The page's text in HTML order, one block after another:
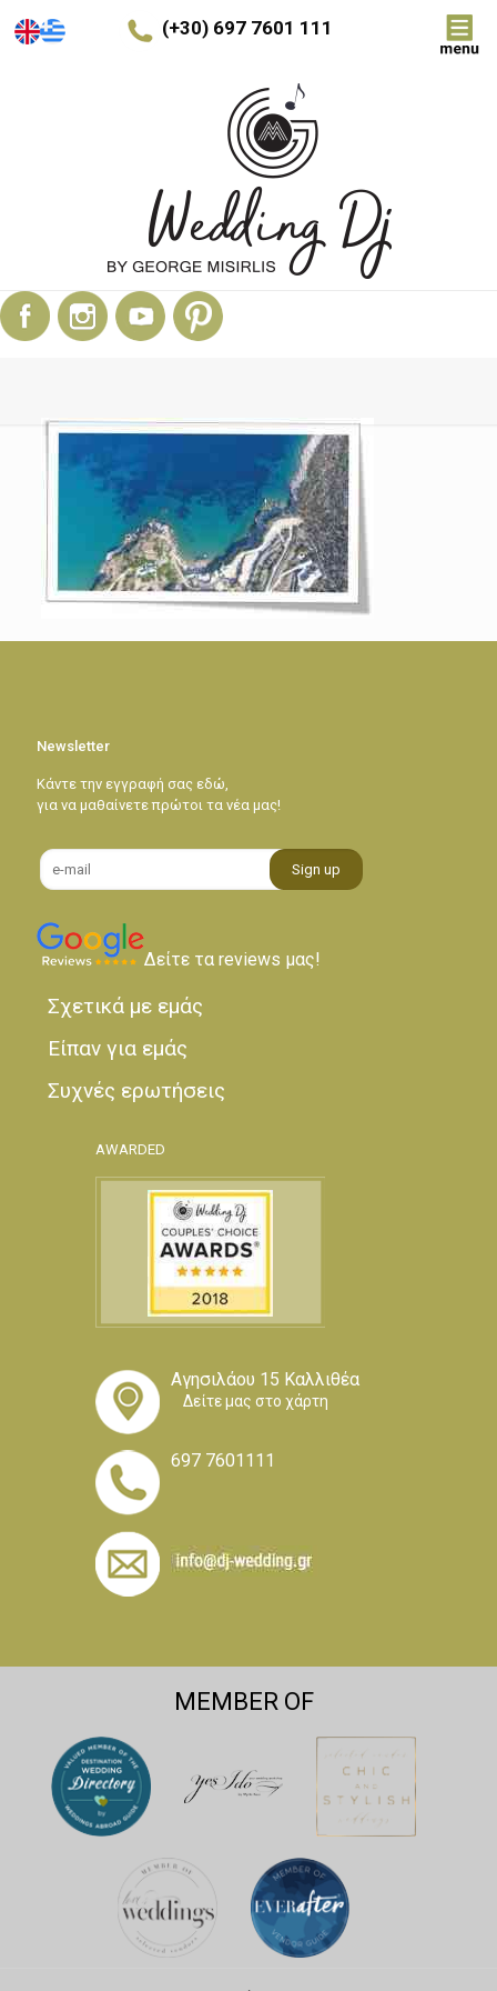
(+30) 697 7601 111
Newsletter
Κάντε την εγγραφή σας εδώ,
για να μαθαίνετε πρώτοι τα νέα μας!
Δείτε τα reviews μας!
Σχετικά με εμάς
Είπαν για εμάς
Συχνές ερωτήσεις
AWARDED
Αγησιλάου 15 Καλλιθέα
Δείτε μας στο χάρτη
697 7601111
MEMBER OF